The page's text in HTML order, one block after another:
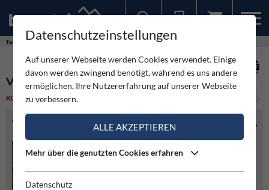
Touren
VALIUM - PARETE PEZOL SUD
KLETTERN MITTEL
TOURENINFO
Datenschutzeinstellungen
Auf unserer Webseite werden Cookies verwendet. Einige
davon werden zwingend benötigt, während es uns andere
ermöglichen, Ihre Nutzererfahrung auf unserer Webseite
zu verbessern.
ALLE AKZEPTIEREN
Mehr über die genutzten Cookies erfahren
Datenschutz